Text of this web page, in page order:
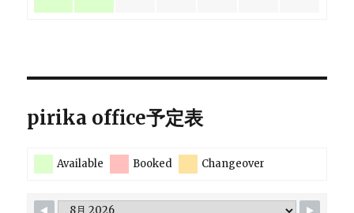
pirika office予定表
Available Booked Changeover